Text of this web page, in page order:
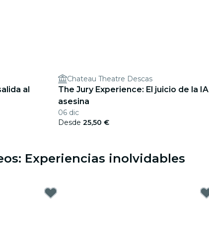
al
Chateau Theatre Descas
The Jury Experience: El juicio de la IA
asesina
06 dic
Desde 25,50 €
Experiencias inolvidables